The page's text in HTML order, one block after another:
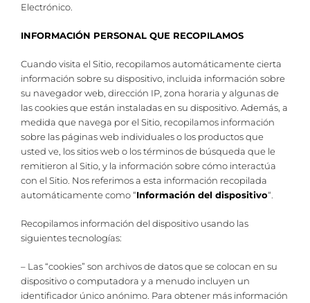
Electrónico.
INFORMACIÓN PERSONAL QUE RECOPILAMOS
Cuando visita el Sitio, recopilamos automáticamente cierta
información sobre su dispositivo, incluida información sobre
su navegador web, dirección IP, zona horaria y algunas de
las cookies que están instaladas en su dispositivo. Además, a
medida que navega por el Sitio, recopilamos información
sobre las páginas web individuales o los productos que
usted ve, los sitios web o los términos de búsqueda que le
remitieron al Sitio, y la información sobre cómo interactúa
con el Sitio. Nos referimos a esta información recopilada
automáticamente como “Información del dispositivo“.
Recopilamos información del dispositivo usando las
siguientes tecnologías:
– Las “cookies” son archivos de datos que se colocan en su
dispositivo o computadora y a menudo incluyen un
identificador único anónimo. Para obtener más información